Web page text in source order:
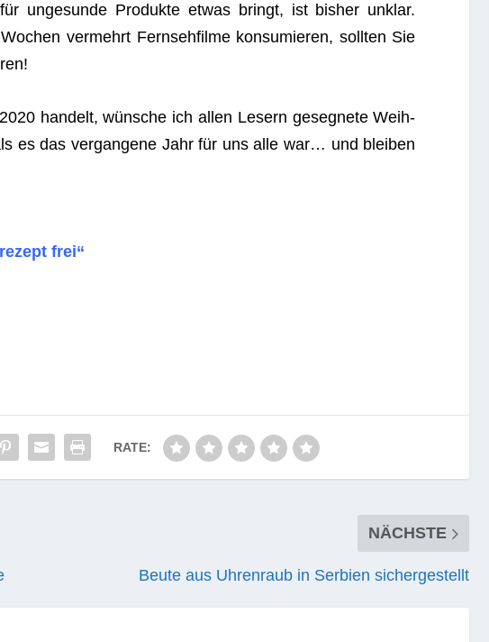
unge­sunde Pro­dukte etwas bringt, ist bis­her unklar.
ver­mehrt Fern­seh­filme kon­su­mie­ren, soll­ten Sie
han­delt, wün­sche ich allen Lesern geseg­nete Weih­
es das ver­gan­gene Jahr für uns alle war… und blei­ben
frei“
RATE:
NÄCHSTE
Beute aus Uhrenraub in Serbien sichergestellt